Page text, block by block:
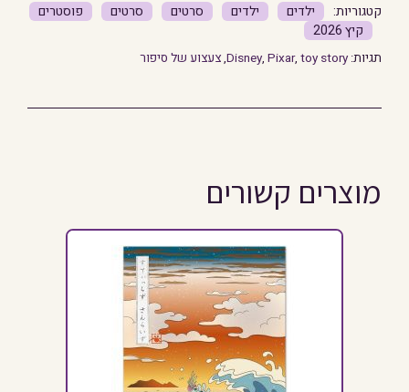
ילדים ילדים סרטים סרטים
פוסטרים
קיץ 2026
תגיות: Disney, Pixar, toy story
,צעצוע של סיפור
מוצרים קשורים